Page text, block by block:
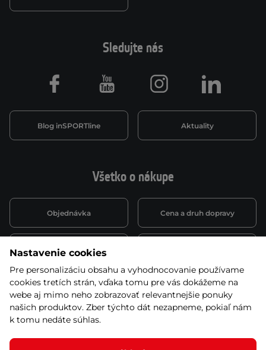
Všetko o nákupe
Objednávka Cena a druh dopravy
Spôsob platby
Montáž a servis Reklamácie a záruka
Kariéra
Sledujte nás
Blog inSPORTline Aktuality
Facebook Youtube Instagram LinkedIn
Nastavenie cookies
Pre personalizáciu obsahu a vyhodnocovanie používame
cookies tretích strán, vďaka tomu pre vás dokážeme na
webe aj mimo neho zobrazovať relevantnejšie ponuky
našich produktov. Zber týchto dát nezapneme, pokiaľ nám
k tomu nedáte súhlas.